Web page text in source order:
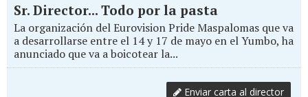
Sr. Director... Todo por la pasta
La organización del Eurovision Pride Maspalomas que va
a desarrollarse entre el 14 y 17 de mayo en el Yumbo, ha
anunciado que va a boicotear la...
Enviar carta al director